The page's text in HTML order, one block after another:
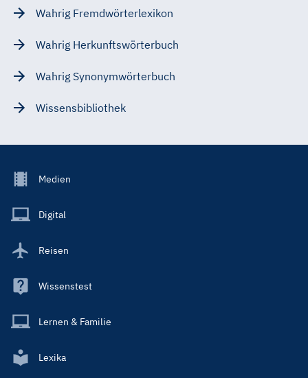
Wahrig Fremdwörterlexikon
Wahrig Herkunftswörterbuch
Wahrig Synonymwörterbuch
Wissensbibliothek
Footer
Main
Medien
Digital
Reisen
Wissenstest
Lernen & Familie
Lexika